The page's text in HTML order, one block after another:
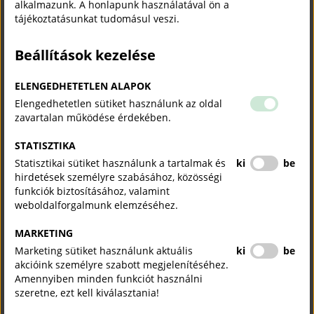
alkalmazunk. A honlapunk használatával ön a
tájékoztatásunkat tudomásul veszi.
Beállítások kezelése
ELENGEDHETETLEN ALAPOK
Elengedhetetlen sütiket használunk az oldal
zavartalan működése érdekében.
STATISZTIKA
Statisztikai sütiket használunk a tartalmak és
hirdetések személyre szabásához, közösségi
funkciók biztosításához, valamint
weboldalforgalmunk elemzéséhez.
ki be
MARKETING
Marketing sütiket használunk aktuális
akcióink személyre szabott megjelenítéséhez.
Amennyiben minden funkciót használni
szeretne, ezt kell kiválasztania!
ki be